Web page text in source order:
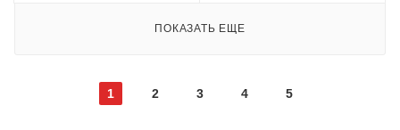
ПОКАЗАТЬ ЕЩЕ
1 2 3 4 5